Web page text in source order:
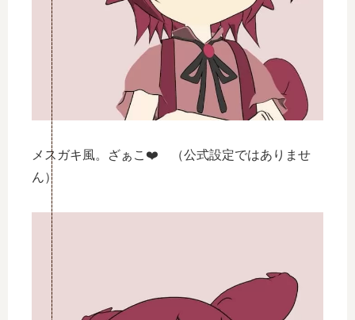
メスガキ風。ざぁこ❤️ （公式設定ではありませ
ん）